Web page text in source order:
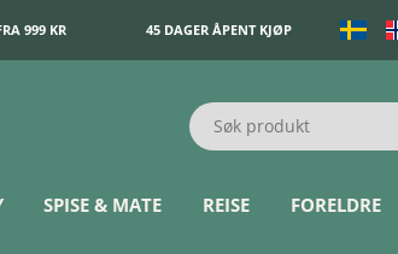
999 KR 45 DAGER ÅPENT KJØP
SPISE & MATE REISE FORELDRE